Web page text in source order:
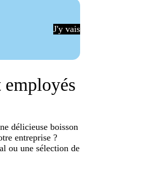
J'y vais
employés
délicieuse boisson
entreprise ?
ou une sélection de